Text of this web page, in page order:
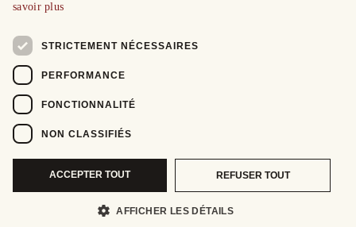
savoir plus
STRICTEMENT NÉCESSAIRES
PERFORMANCE
FONCTIONNALITÉ
NON CLASSIFIÉS
ACCEPTER TOUT REFUSER TOUT
AFFICHER LES DÉTAILS